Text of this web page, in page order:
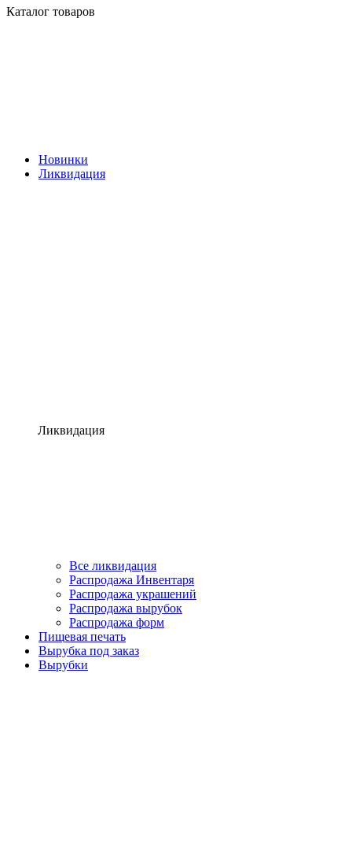
Каталог товаров
Новинки
Ликвидация
Ликвидация
Все ликвидация
Распродажа Инвентаря
Распродажа украшений
Распродажа вырубок
Распродажа форм
Пищевая печать
Вырубка под заказ
Вырубки